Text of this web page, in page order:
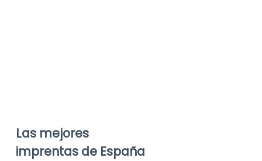
Las mejores
imprentas de España